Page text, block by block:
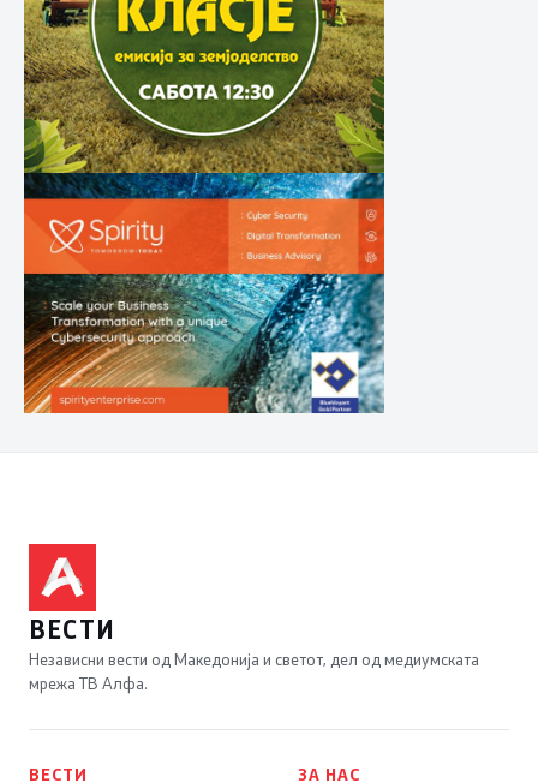
ВЕСТИ
Независни вести од Македонија и светот, дел од медиумската
мрежа ТВ Алфа.
ВЕСТИ ЗА НАС